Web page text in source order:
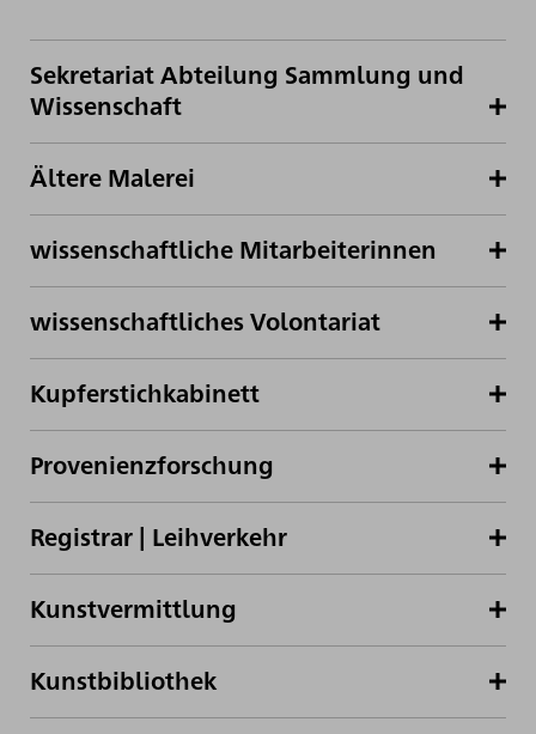
Sekretariat Abteilung Sammlung und
Wissenschaft
Ältere Malerei
wissenschaftliche Mitarbeiterinnen
wissenschaftliches Volontariat
Kupferstichkabinett
Provenienzforschung
Registrar | Leihverkehr
Kunstvermittlung
Kunstbibliothek